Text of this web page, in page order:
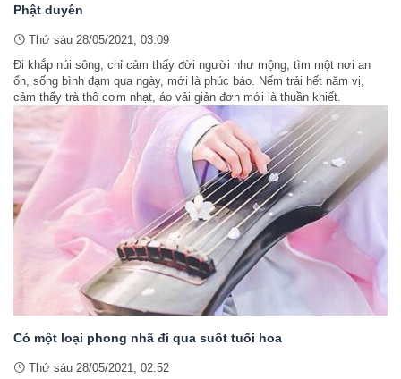
Phật duyên
Thứ sáu 28/05/2021, 03:09
Đi khắp núi sông, chỉ cảm thấy đời người như mộng, tìm một nơi an
ổn, sống bình đạm qua ngày, mới là phúc báo. Nếm trải hết năm vị,
cảm thấy trà thô cơm nhạt, áo vải giản đơn mới là thuần khiết.
Có một loại phong nhã đi qua suốt tuổi hoa
Thứ sáu 28/05/2021, 02:52